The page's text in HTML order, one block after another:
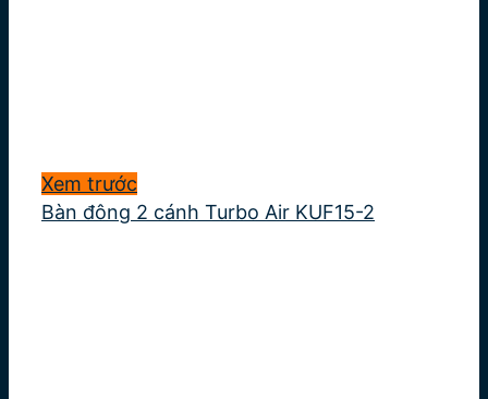
Xem trước
Bàn đông 2 cánh Turbo Air KUF15-2